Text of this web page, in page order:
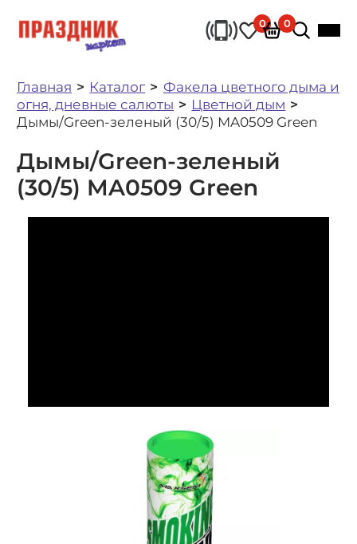
0 0
Главная Каталог
Факела цветного дыма и
огня, дневные салюты
Цветной дым
Дымы/Green-зеленый (30/5) MA0509 Green
Дымы/Green-зеленый
(30/5) MA0509 Green